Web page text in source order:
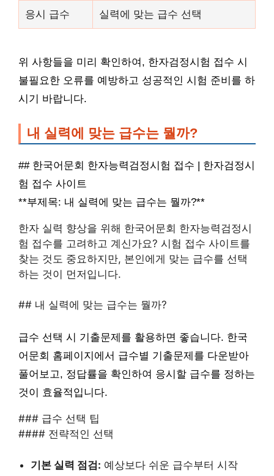
응시 급수 실력에 맞는 급수 선택
위 사항들을 미리 확인하여, 한자검정시험 접수 시
불필요한 오류를 예방하고 성공적인 시험 준비를 하
시기 바랍니다.
내 실력에 맞는 급수는 뭘까?
## 한국어문회 한자능력검정시험 접수 | 한자검정시
험 접수 사이트
**부제목: 내 실력에 맞는 급수는 뭘까?**
한자 실력 향상을 위해 한국어문회 한자능력검정시
험 접수를 고려하고 계신가요? 시험 접수 사이트를
찾는 것도 중요하지만, 본인에게 맞는 급수를 선택
하는 것이 먼저입니다.
## 내 실력에 맞는 급수는 뭘까?
급수 선택 시 기출문제를 활용하면 좋습니다. 한국
어문회 홈페이지에서 급수별 기출문제를 다운받아
풀어보고, 정답률을 확인하여 응시할 급수를 정하는
것이 효율적입니다.
### 급수 선택 팁
#### 전략적인 선택
기본 실력 점검: 예상보다 쉬운 급수부터 시작